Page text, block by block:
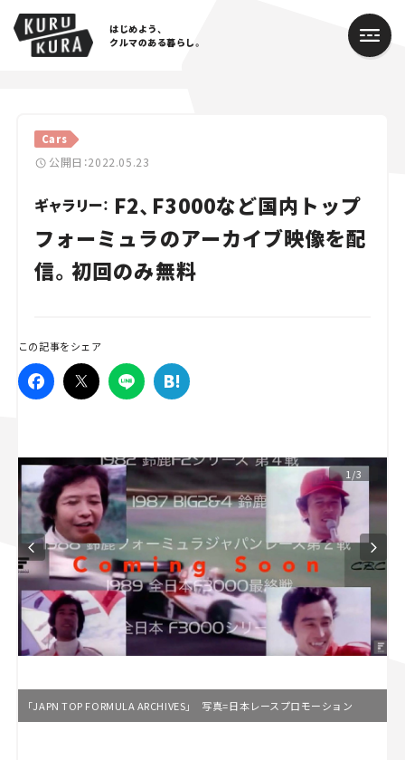
はじめよう、
クルマのある暮らし。
Cars
公開日：2022.05.23
ギャラリー： F2、F3000など国内トップ
フォーミュラのアーカイブ映像を配
信。初回のみ無料
この記事をシェア
1/3
「JAPN TOP FORMULA ARCHIVES」 写真=日本レースプロモーション
Cars
Lifestyle
Traffic
Special
Campaign
人気のハッシュタグ